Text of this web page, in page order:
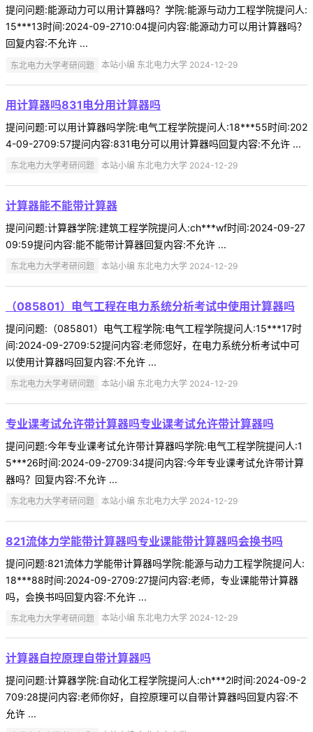
提问问题:能源动力可以用计算器吗？学院:能源与动力工程学院提问人:
15***13时间:2024-09-2710:04提问内容:能源动力可以用计算器吗？
回复内容:不允许 ...
东北电力大学考研问题 本站小编 东北电力大学 2024-12-29
用计算器吗831电分用计算器吗
提问问题:可以用计算器吗学院:电气工程学院提问人:18***55时间:202
4-09-2709:57提问内容:831电分可以用计算器吗回复内容:不允许 ...
东北电力大学考研问题 本站小编 东北电力大学 2024-12-29
计算器能不能带计算器
提问问题:计算器学院:建筑工程学院提问人:ch***wf时间:2024-09-27
09:59提问内容:能不能带计算器回复内容:不允许 ...
东北电力大学考研问题 本站小编 东北电力大学 2024-12-29
（085801）电气工程在电力系统分析考试中使用计算器吗
提问问题:（085801）电气工程学院:电气工程学院提问人:15***17时
间:2024-09-2709:52提问内容:老师您好，在电力系统分析考试中可
以使用计算器吗回复内容:不允许 ...
东北电力大学考研问题 本站小编 东北电力大学 2024-12-29
专业课考试允许带计算器吗专业课考试允许带计算器吗
提问问题:今年专业课考试允许带计算器吗学院:电气工程学院提问人:1
5***26时间:2024-09-2709:34提问内容:今年专业课考试允许带计算
器吗？回复内容:不允许 ...
东北电力大学考研问题 本站小编 东北电力大学 2024-12-29
821流体力学能带计算器吗专业课能带计算器吗会换书吗
提问问题:821流体力学能带计算器吗学院:能源与动力工程学院提问人:
18***88时间:2024-09-2709:27提问内容:老师，专业课能带计算器
吗，会换书吗回复内容:不允许 ...
东北电力大学考研问题 本站小编 东北电力大学 2024-12-29
计算器自控原理自带计算器吗
提问问题:计算器学院:自动化工程学院提问人:ch***2l时间:2024-09-2
709:28提问内容:老师你好，自控原理可以自带计算器吗回复内容:不
允许 ...